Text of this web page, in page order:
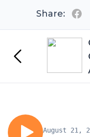
Share:
August 21,